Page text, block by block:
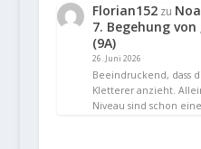
Florian152zu
7. Begehung
(9A)
26. Juni 2026
Beeindruckend, dass
Kletterer anzieht.
Niveau sind schon